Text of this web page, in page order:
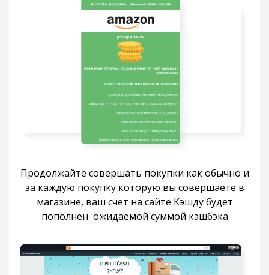
Продолжайте совершать покупки как обычно и
за каждую покупку которую вы совершаете в
магазине, ваш счет на сайте Кэшду будет
пополнен ​ ожидаемой суммой кэшбэка